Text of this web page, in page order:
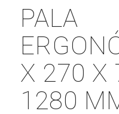
PALA
X 270 X
1280